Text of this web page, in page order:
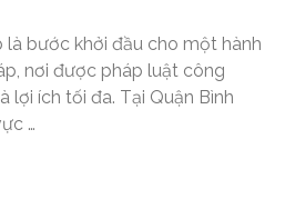
là bước khởi đầu cho một hành
nơi được pháp luật công
lợi ích tối đa. Tại Quận Bình
…